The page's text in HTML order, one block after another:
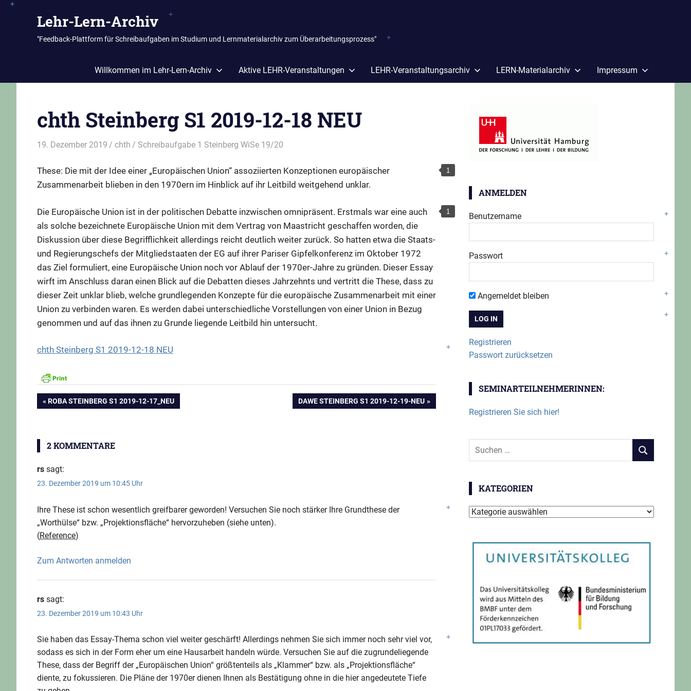
Zum
Lehr-Lern-Archiv
"Feedback-Plattform für Schreibaufgaben im Studium und Lernmaterialarchiv zum Überarbeitungsprozess"
Willkommen im Lehr-Lern-Archiv Aktive LEHR-Veranstaltungen LEHR-Veranstaltungsarchiv LERN-Materialarchiv Impressum
chth Steinberg S1 2019-12-18 NEU
19. Dezember 2019 chth Schreibaufgabe 1 Steinberg WiSe 19/20
These: Die mit der Idee einer „Europäischen Union“ assoziierten Konzeptionen europäischer
Zusammenarbeit blieben in den 1970ern im Hinblick auf ihr Leitbild weitgehend unklar.
Die Europäische Union ist in der politischen Debatte inzwischen omnipräsent. Erstmals war eine auch
als solche bezeichnete Europäische Union mit dem Vertrag von Maastricht geschaffen worden, die
Diskussion über diese Begrifflichkeit allerdings reicht deutlich weiter zurück. So hatten etwa die Staats-
und Regierungschefs der Mitgliedstaaten der EG auf ihrer Pariser Gipfelkonferenz im Oktober 1972
das Ziel formuliert, eine Europäische Union noch vor Ablauf der 1970er-Jahre zu gründen. Dieser Essay
wirft im Anschluss daran einen Blick auf die Debatten dieses Jahrzehnts und vertritt die These, dass zu
dieser Zeit unklar blieb, welche grundlegenden Konzepte für die europäische Zusammenarbeit mit einer
Union zu verbinden waren. Es werden dabei unterschiedliche Vorstellungen von einer Union in Bezug
genommen und auf das ihnen zu Grunde liegende Leitbild hin untersucht.
chth Steinberg S1 2019-12-18 NEU
Beitragsnavigation
VORHERIGER
ROBA STEINBERG S1 2019-12-17_NEU
NÄCHSTER
DAWE STEINBERG S1 2019-12-19-NEU
2 KOMMENTARE
rs sagt:
23. Dezember 2019 um 10:45 Uhr
Ihre These ist schon wesentlich greifbarer geworden! Versuchen Sie noch stärker Ihre Grundthese der
„Worthülse“ bzw. „Projektionsfläche“ hervorzuheben (siehe unten).
Reference
Zum Antworten anmelden
rs sagt:
23. Dezember 2019 um 10:43 Uhr
Sie haben das Essay-Thema schon viel weiter geschärft! Allerdings nehmen Sie sich immer noch sehr viel vor,
sodass es sich in der Form eher um eine Hausarbeit handeln würde. Versuchen Sie auf die zugrundeliegende
These, dass der Begriff der „Europäischen Union“ größtenteils als „Klammer“ bzw. als „Projektionsfläche“
diente, zu fokussieren. Die Pläne der 1970er dienen Ihnen als Bestätigung ohne in die hier angedeutete Tiefe
ANMELDEN
Benutzername
Passwort
Angemeldet bleiben
Registrieren
Passwort zurücksetzen
SEMINARTEILNEHMERINNEN:
Registrieren Sie sich hier!
Suchen
SUCHEN
KATEGORIEN
Kategorien